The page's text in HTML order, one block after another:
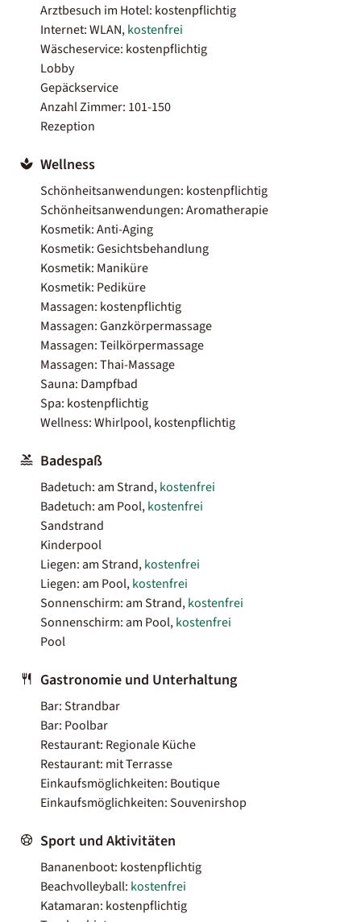
Arztbesuch im Hotel: kostenpflichtig
Internet: WLAN,kostenfrei
Wäscheservice: kostenpflichtig
Lobby
Gepäckservice
Anzahl Zimmer: 101-150
Rezeption
Wellness
Schönheitsanwendungen: kostenpflichtig
Schönheitsanwendungen: Aromatherapie
Kosmetik: Anti-Aging
Kosmetik: Gesichtsbehandlung
Kosmetik: Maniküre
Kosmetik: Pediküre
Massagen: kostenpflichtig
Massagen: Ganzkörpermassage
Massagen: Teilkörpermassage
Massagen: Thai-Massage
Sauna: Dampfbad
Spa: kostenpflichtig
Wellness: Whirlpool, kostenpflichtig
Badespaß
Badetuch: am Strand,kostenfrei
Badetuch: am Pool,kostenfrei
Sandstrand
Kinderpool
Liegen: am Strand,kostenfrei
Liegen: am Pool,kostenfrei
Sonnenschirm: am Strand,kostenfrei
Sonnenschirm: am Pool,kostenfrei
Pool
Gastronomie und Unterhaltung
Bar: Strandbar
Bar: Poolbar
Restaurant: Regionale Küche
Restaurant: mit Terrasse
Einkaufsmöglichkeiten: Boutique
Einkaufsmöglichkeiten: Souvenirshop
Sport und Aktivitäten
Bananenboot: kostenpflichtig
Beachvolleyball: kostenfrei
Katamaran: kostenpflichtig